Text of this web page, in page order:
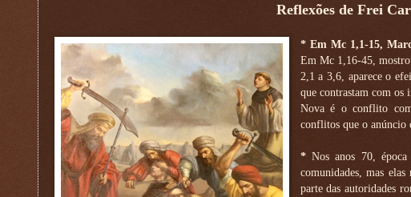
Reflexões de Frei
* Em Mc 1,1-15,
Em Mc 1,16-45,
2,1 a 3,6, aparece o
que contrastam com os
Nova é o conflito com
conflitos que o anúncio
*Nos anos 70, época
comunidades, mas
parte das autoridades